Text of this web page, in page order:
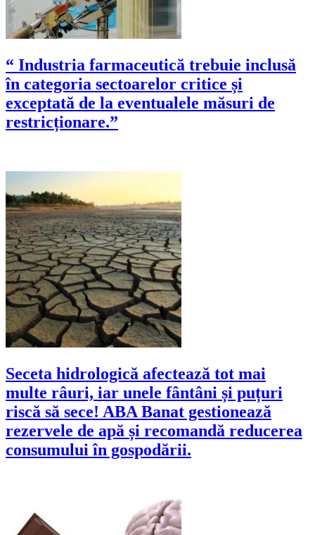
“ Industria farmaceutică trebuie inclusă
în categoria sectoarelor critice și
exceptată de la eventualele măsuri de
restricționare.”
Seceta hidrologică afectează tot mai
multe râuri, iar unele fântâni și puțuri
riscă să sece! ABA Banat gestionează
rezervele de apă și recomandă reducerea
consumului în gospodării.